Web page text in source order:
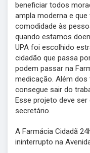
beneficiar todos
ampla moderna e
comodidade às
quando estamos
UPA foi escolhido
cidadão que passa
podem passar na
medicação. Além dos
consegue sair do
Esse projeto deve ser
secretário.
A Farmácia Cidadã
ininterrupto na